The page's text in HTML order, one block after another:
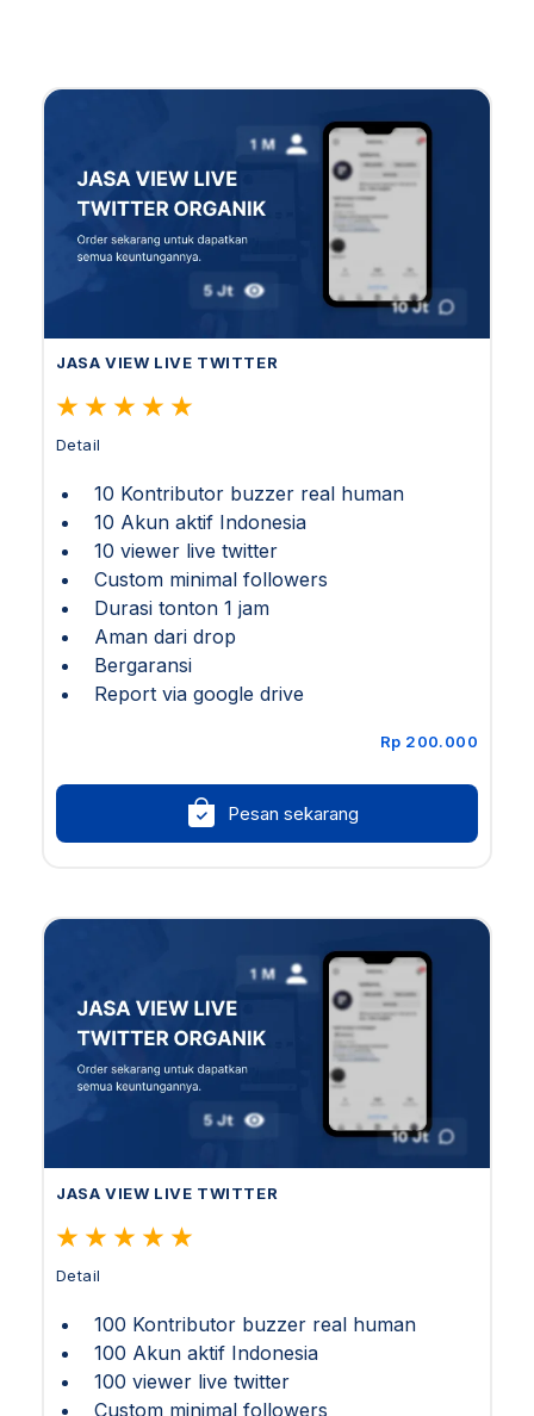
JASA VIEW LIVE TWITTER
Detail
10 Kontributor buzzer real human
10 Akun aktif Indonesia
10 viewer live twitter
Custom minimal followers
Durasi tonton 1 jam
Aman dari drop
Bergaransi
Report via google drive
Rp 200.000
Pesan sekarang
JASA VIEW LIVE TWITTER
Detail
100 Kontributor buzzer real human
100 Akun aktif Indonesia
100 viewer live twitter
Custom minimal followers